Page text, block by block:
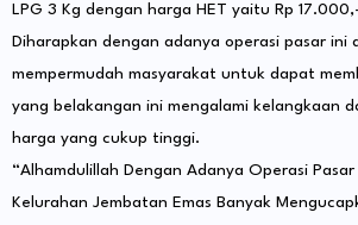
LPG 3 Kg dengan harga HET yaitu Rp
Diharapkan dengan adanya operasi pasar ini
mempermudah masyarakat untuk dapat
yang belakangan ini mengalami kelangkaan
harga yang cukup tinggi.
“Alhamdulillah Dengan Adanya Operasi
Kelurahan Jembatan Emas Banyak